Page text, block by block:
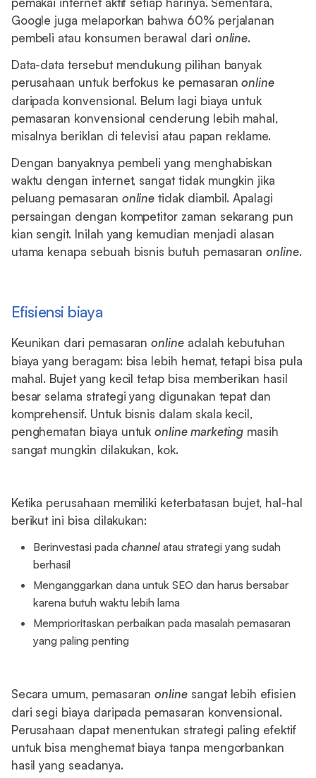
Google juga melaporkan bahwa 60% perjalanan
pembeli atau konsumen berawal dari online.
Data-data tersebut mendukung pilihan banyak
perusahaan untuk berfokus ke pemasaranonline
daripada konvensional. Belum lagi biaya untuk
pemasaran konvensional cenderung lebih mahal,
misalnya beriklan di televisi atau papan reklame.
Dengan banyaknya pembeli yang menghabiskan
waktu dengan internet, sangat tidak mungkin jika
peluang pemasaran online tidak diambil. Apalagi
persaingan dengan kompetitor zaman sekarang pun
kian sengit. Inilah yang kemudian menjadi alasan
utama kenapa sebuah bisnis butuh pemasaranonline.
Efisiensi biaya
Keunikan dari pemasaranonlineadalah kebutuhan
biaya yang beragam: bisa lebih hemat, tetapi bisa pula
mahal. Bujet yang kecil tetap bisa memberikan hasil
besar selama strategi yang digunakan tepat dan
komprehensif. Untuk bisnis dalam skala kecil,
penghematan biaya untukonline marketing masih
sangat mungkin dilakukan, kok.
Ketika perusahaan memiliki keterbatasan bujet, hal-hal
berikut ini bisa dilakukan:
Berinvestasi padachannel atau strategi yang sudah
berhasil
Menganggarkan dana untuk SEO dan harus bersabar
karena butuh waktu lebih lama
Memprioritaskan perbaikan pada masalah pemasaran
yang paling penting
Secara umum, pemasaranonline sangat lebih efisien
dari segi biaya daripada pemasaran konvensional.
Perusahaan dapat menentukan strategi paling efektif
untuk bisa menghemat biaya tanpa mengorbankan
hasil yang seadanya.